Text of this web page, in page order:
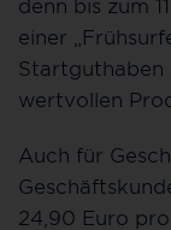
einer
Startguthaben
wertvollen
Auch für
24,90 Euro